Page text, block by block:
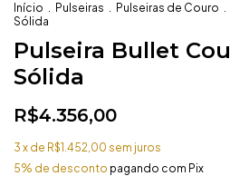
Início . Pulseiras . Pulseiras de Couro .
Sólida
Pulseira Bullet
Sólida
R$4.356,00
3 x de R$1.452,00 sem juros
5% de desconto pagando com Pix